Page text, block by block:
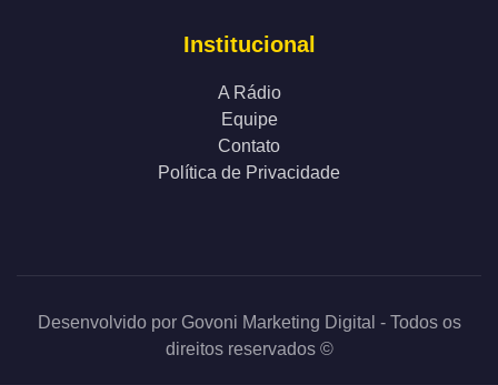
Institucional
A Rádio
Equipe
Contato
Política de Privacidade
Desenvolvido porGovoni Marketing Digital - Todos os
direitos reservados ©